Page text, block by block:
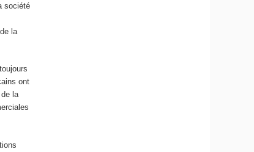
société
la
ont
la